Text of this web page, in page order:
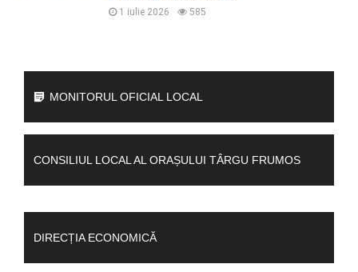
1 iulie 2026 585
MONITORUL OFICIAL LOCAL
CONSILIUL LOCAL AL ORAȘULUI TÂRGU FRUMOS
DIRECȚIA ECONOMICĂ